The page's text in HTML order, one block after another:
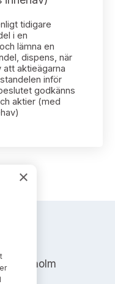
tidigare
i en
lämna en
dispens, när
att aktieägarna
inför
godkänns
aktier (med
Stockholm
×